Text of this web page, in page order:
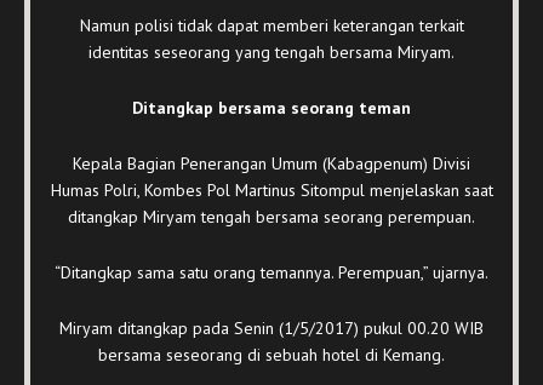
Namun polisi tidak dapat memberi keterangan terkait
identitas seseorang yang tengah bersama Miryam.
Ditangkap bersama seorang teman
Kepala Bagian Penerangan Umum (Kabagpenum) Divisi
Humas Polri, Kombes Pol Martinus Sitompul menjelaskan saat
ditangkap Miryam tengah bersama seorang perempuan.
“Ditangkap sama satu orang temannya. Perempuan,” ujarnya.
Miryam ditangkap pada Senin (1/5/2017) pukul 00.20 WIB
bersama seseorang di sebuah hotel di Kemang.